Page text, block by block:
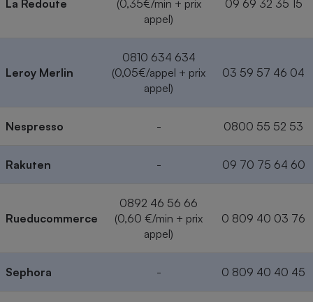
La Redoute
(0,35€/min + prix
appel)
09 69 32 35 15
Leroy Merlin
0810 634 634
(0,05€/appel + prix
appel)
03 59 57 46 04
Nespresso - 0800 55 52 53
Rakuten - 09 70 75 64 60
Rueducommerce
0892 46 56 66
(0,60 €/min + prix
appel)
0 809 40 03 76
Sephora - 0 809 40 40 45